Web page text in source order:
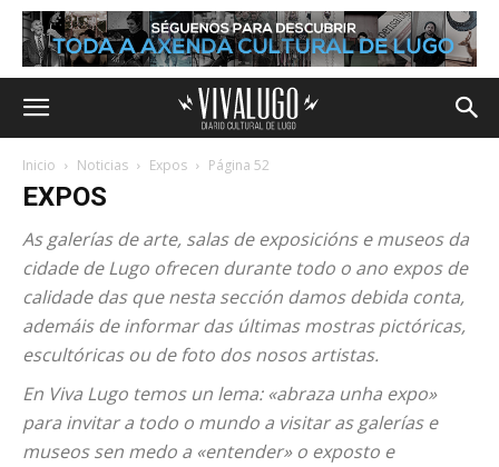
Inicio Noticias Expos Página 52
EXPOS
As galerías de arte, salas de exposicións e museos da
cidade de Lugo ofrecen durante todo o ano expos de
calidade das que nesta sección damos debida conta,
ademáis de informar das últimas mostras pictóricas,
escultóricas ou de foto dos nosos artistas.
En Viva Lugo temos un lema: «abraza unha expo»
para invitar a todo o mundo a visitar as galerías e
museos sen medo a «entender» o exposto e